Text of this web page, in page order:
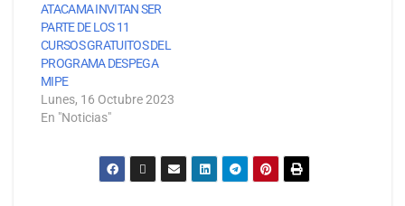
ATACAMA INVITAN SER
PARTE DE LOS 11
CURSOS GRATUITOS DEL
PROGRAMA DESPEGA
MIPE
Lunes, 16 Octubre 2023
En "Noticias"